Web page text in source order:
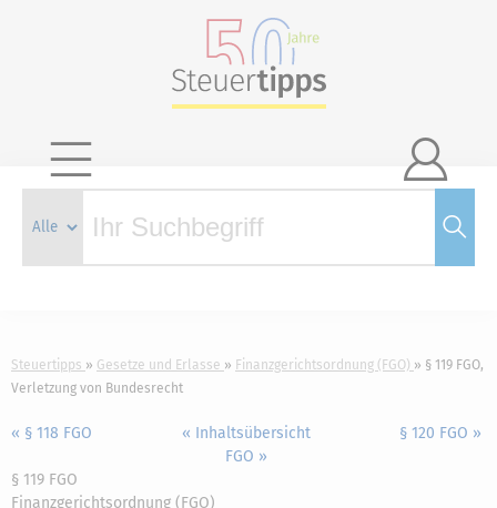

Steuertipps Gesetze und Erlasse Finanzgerichtsordnung (FGO)
§ 119 FGO,
Verletzung von Bundesrecht
« § 118 FGO
« Inhaltsübersicht
FGO »
§ 120 FGO »
§ 119 FGO
Finanzgerichtsordnung (FGO)